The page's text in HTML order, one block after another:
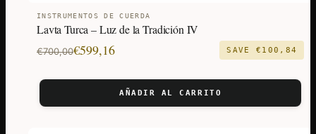
INSTRUMENTOS DE CUERDA
Lavta Turca – Luz de la Tradición IV
€700,00
El
original
era:
€599,16
El
actual
es:
SAVE € 100,84
AÑADIR AL CARRITO